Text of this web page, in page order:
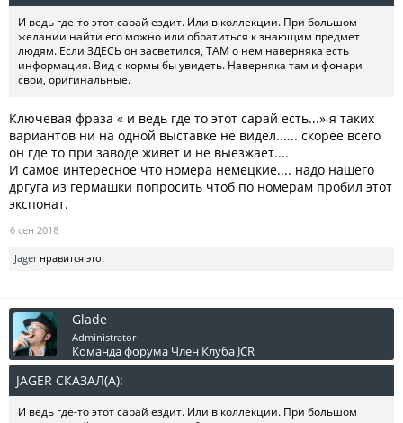
И ведь где-то этот сарай ездит. Или в коллекции. При большом
желании найти его можно или обратиться к знающим предмет
людям. Если ЗДЕСЬ он засветился, ТАМ о нем наверняка есть
информация. Вид с кормы бы увидеть. Наверняка там и фонари
свои, оригинальные.
Ключевая фраза « и ведь где то этот сарай есть...» я таких
вариантов ни на одной выставке не видел...... скорее всего
он где то при заводе живет и не выезжает....
И самое интересное что номера немецкие.... надо нашего
дргуга из гермашки попросить чтоб по номерам пробил этот
экспонат.
6 сен 2018
Jagerнравится это.
Glade
Administrator
Команда форума Член Клуба JCR
JAGER СКАЗАЛ(А):
И ведь где-то этот сарай ездит. Или в коллекции. При большом